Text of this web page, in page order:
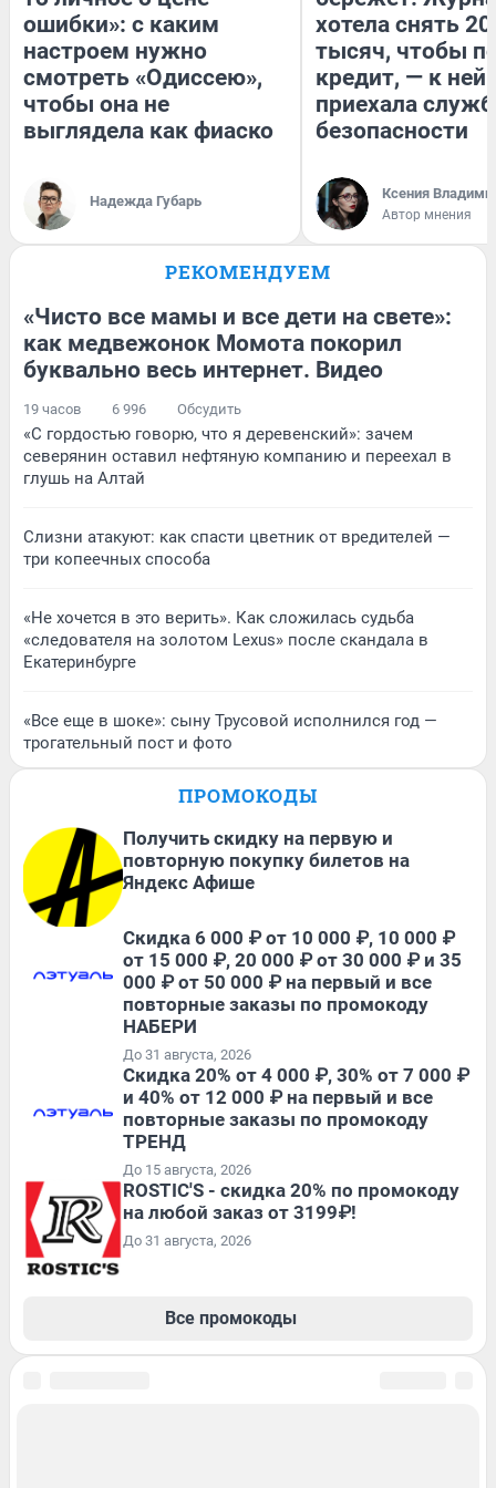
ошибки»: с каким
настроем нужно
смотреть «Одиссею»,
чтобы она не
выглядела как фиаско
Надежда Губарь
хотела снять
тысяч, чтобы
кредит, — к
приехала
безопасности
Ксения
Автор мнения
РЕКОМЕНДУЕМ
«Чисто все мамы и все дети на свете»:
как медвежонок Момота покорил
буквально весь интернет. Видео
19 часов 6 996 Обсудить
«С гордостью говорю, что я деревенский»: зачем
северянин оставил нефтяную компанию и переехал в
глушь на Алтай
Слизни атакуют: как спасти цветник от вредителей —
три копеечных способа
«Не хочется в это верить». Как сложилась судьба
«следователя на золотом Lexus» после скандала в
Екатеринбурге
«Все еще в шоке»: сыну Трусовой исполнился год —
трогательный пост и фото
ПРОМОКОДЫ
Получить скидку на первую и
повторную покупку билетов на
Яндекс Афише
Скидка 6 000 ₽ от 10 000 ₽, 10 000 ₽
от 15 000 ₽, 20 000 ₽ от 30 000 ₽ и 35
000 ₽ от 50 000 ₽ на первый и все
повторные заказы по промокоду
НАБЕРИ
До 31 августа, 2026
Скидка 20% от 4 000 ₽, 30% от 7 000 ₽
и 40% от 12 000 ₽ на первый и все
повторные заказы по промокоду
ТРЕНД
До 15 августа, 2026
ROSTIC'S - скидка 20% по промокоду
на любой заказ от 3199₽!
До 31 августа, 2026
Все промокоды